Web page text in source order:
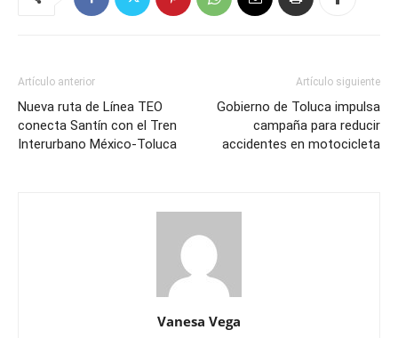
Artículo anterior
Nueva ruta de Línea TEO
conecta Santín con el Tren
Interurbano México-Toluca
Artículo siguiente
Gobierno de Toluca impulsa
campaña para reducir
accidentes en motocicleta
Vanesa Vega